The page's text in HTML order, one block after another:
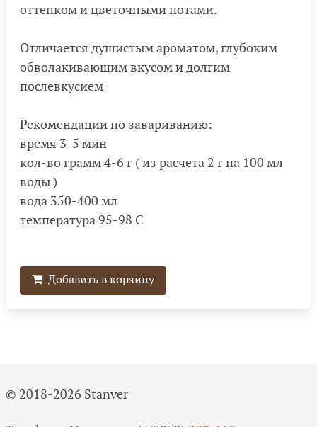
оттенком и цветочными нотами.
Отличается душистым ароматом, глубоким
обволакивающим вкусом и долгим
послевкусием
Рекомендации по завариванию:
время 3-5 мин
кол-во грамм 4-6 г ( из расчета 2 г на 100 мл
воды )
вода 350-400 мл
температура 95-98 С
Добавить в корзину
© 2018-2026 Stanver